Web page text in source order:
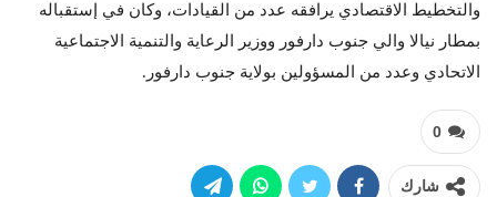
والتخطيط الاقتصادي يرافقه عدد من القيادات، وكان في إستقباله
بمطار نيالا والي جنوب دارفور ووزير الرعاية والتنمية الاجتماعية
الاتحادي وعدد من المسؤولين بولاية جنوب دارفور.
0
شارك